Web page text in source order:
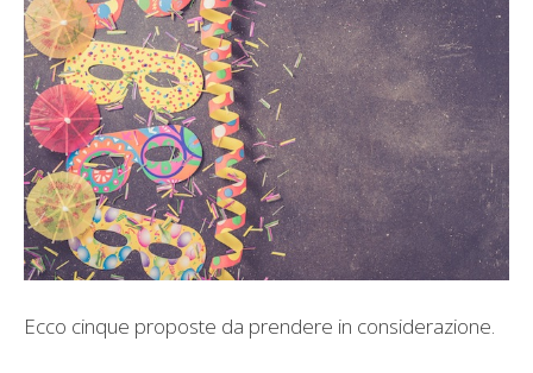
Ecco cinque proposte da prendere in considerazione.